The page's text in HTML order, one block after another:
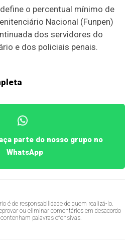
o percentual mínimo de
Nacional (Funpen)
dos servidores do
e dos policiais penais.
parte do nosso grupo no
WhatsApp
é de responsabilidade de quem realizá-lo.
ou eliminar comentários em desacordo
palavras ofensivas.